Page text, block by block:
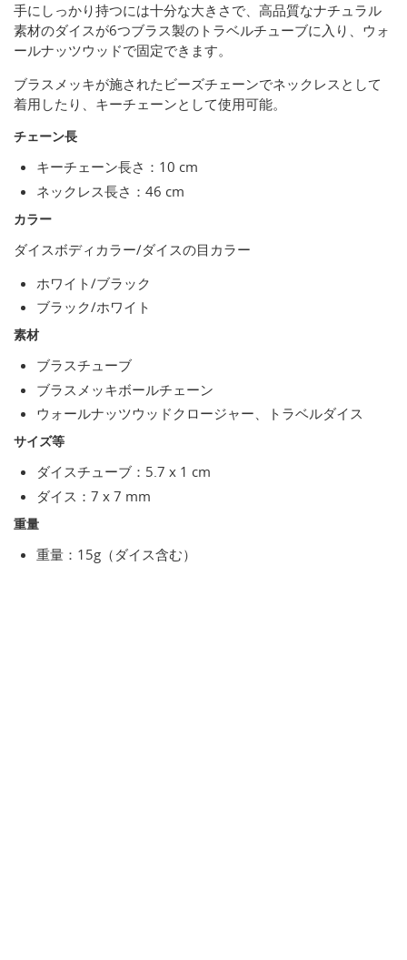
手にしっかり持つには十分な大きさで、高品質なナチュラル
素材のダイスが6つブラス製のトラベルチューブに入り、ウォ
ールナッツウッドで固定できます。
ブラスメッキが施されたビーズチェーンでネックレスとして
着用したり、キーチェーンとして使用可能。
チェーン長
キーチェーン長さ：10 cm
ネックレス長さ：46 cm
カラー
ダイスボディカラー/ダイスの目カラー
ホワイト/ブラック
ブラック/ホワイト
素材
ブラスチューブ
ブラスメッキボールチェーン
ウォールナッツウッドクロージャー、トラベルダイス
サイズ等
ダイスチューブ：5.7 x 1 cm
ダイス：7 x 7 mm
重量
重量：15g（ダイス含む）